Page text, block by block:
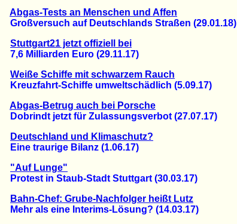
Abgas-Tests an Menschen und Affen
Großversuch auf Deutschlands Straßen (29.01.18)
Stuttgart21 jetzt offiziell bei
7,6 Milliarden Euro (29.11.17)
Weiße Schiffe mit schwarzem Rauch
Kreuzfahrt-Schiffe umweltschädlich (5.09.17)
Abgas-Betrug auch bei Porsche
Dobrindt jetzt für Zulassungsverbot (27.07.17)
Deutschland und Klimaschutz?
Eine traurige Bilanz (1.06.17)
"Auf Lunge"
Protest in Staub-Stadt Stuttgart (30.03.17)
Bahn-Chef: Grube-Nachfolger heißt Lutz
Mehr als eine Interims-Lösung? (14.03.17)